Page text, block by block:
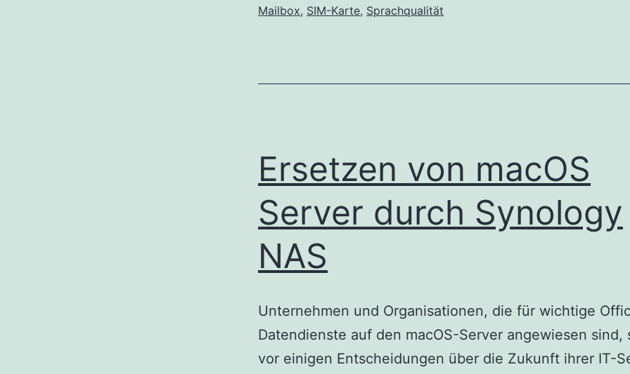
Mailbox, SIM-Karte, Sprachqualität
Ersetzen von macOS
Server durch Synology
NAS
Unternehmen und Organisationen, die für wichtige
Datendienste auf den macOS-Server angewiesen sind,
vor einigen Entscheidungen über die Zukunft ihrer IT-